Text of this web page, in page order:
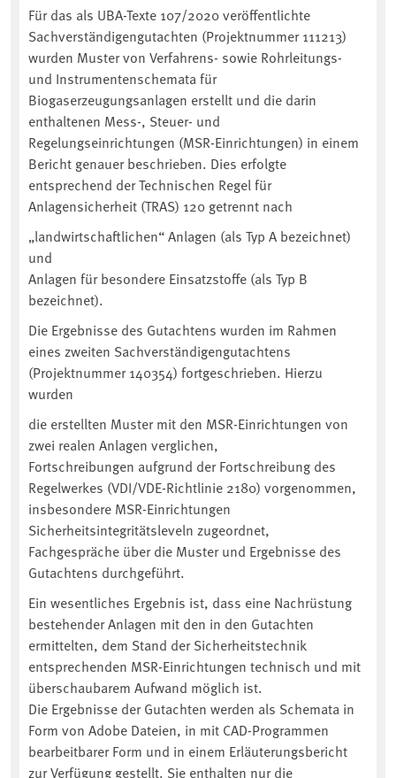
Für das als UBA-Texte 107/2020 veröffentlichte
Sachverständigengutachten (Projektnummer 111213)
wurden Muster von Verfahrens- sowie Rohrleitungs-
und Instrumentenschemata für
Biogaserzeugungsanlagen erstellt und die darin
enthaltenen Mess-, Steuer- und
Regelungseinrichtungen (MSR-Einrichtungen) in einem
Bericht genauer beschrieben. Dies erfolgte
entsprechend der Technischen Regel für
Anlagensicherheit (TRAS) 120 getrennt nach
„landwirtschaftlichen“ Anlagen (als Typ A bezeichnet)
und
Anlagen für besondere Einsatzstoffe (als Typ B
bezeichnet).
Die Ergebnisse des Gutachtens wurden im Rahmen
eines zweiten Sachverständigengutachtens
(Projektnummer 140354) fortgeschrieben. Hierzu
wurden
die erstellten Muster mit den MSR-Einrichtungen von
zwei realen Anlagen verglichen,
Fortschreibungen aufgrund der Fortschreibung des
Regelwerkes (VDI/VDE-Richtlinie 2180) vorgenommen,
insbesondere MSR-Einrichtungen
Sicherheitsintegritätsleveln zugeordnet,
Fachgespräche über die Muster und Ergebnisse des
Gutachtens durchgeführt.
Ein wesentliches Ergebnis ist, dass eine Nachrüstung
bestehender Anlagen mit den in den Gutachten
ermittelten, dem Stand der Sicherheitstechnik
entsprechenden MSR-Einrichtungen technisch und mit
überschaubarem Aufwand möglich ist.
Die Ergebnisse der Gutachten werden als Schemata in
Form von Adobe Dateien, in mit CAD-Programmen
bearbeitbarer Form und in einem Erläuterungsbericht
zur Verfügung gestellt. Sie enthalten nur die